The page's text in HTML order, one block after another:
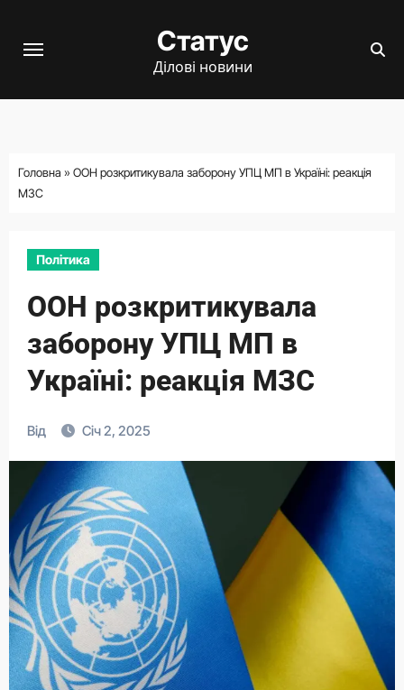
Статус
Ділові новини
Головна » ООН розкритикувала заборону УПЦ МП в Україні: реакція
МЗС
Політика
ООН розкритикувала
заборону УПЦ МП в
Україні: реакція МЗС
Від Січ 2, 2025